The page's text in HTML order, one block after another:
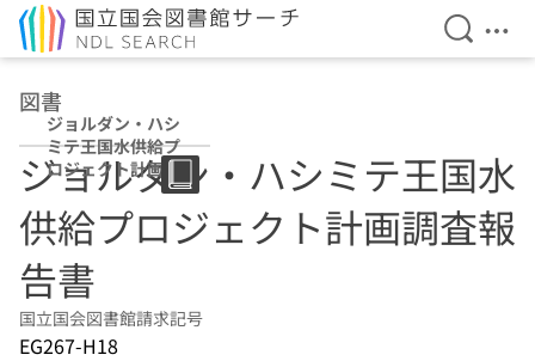
検索を
メ
図書
ジョルダン・ハシ
ミテ王国水供給プ
ロジェクト計画調
査報告書
ジョルダン・ハシミテ王国水
供給プロジェクト計画調査報
告書
国立国会図書館請求記号
EG267-H18